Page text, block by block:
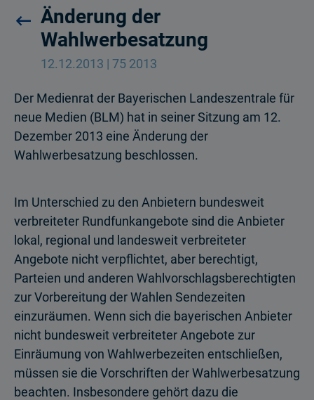
Änderung der
Wahlwerbesatzung
12.12.2013 | 75 2013
Der Medienrat der Bayerischen Landeszentrale für
neue Medien (BLM) hat in seiner Sitzung am 12.
Dezember 2013 eine Änderung der
Wahlwerbesatzung beschlossen.
Im Unterschied zu den Anbietern bundesweit
verbreiteter Rundfunkangebote sind die Anbieter
lokal, regional und landesweit verbreiteter
Angebote nicht verpflichtet, aber berechtigt,
Parteien und anderen Wahlvorschlagsberechtigten
zur Vorbereitung der Wahlen Sendezeiten
einzuräumen. Wenn sich die bayerischen Anbieter
nicht bundesweit verbreiteter Angebote zur
Einräumung von Wahlwerbezeiten entschließen,
müssen sie die Vorschriften der Wahlwerbesatzung
beachten. Insbesondere gehört dazu die